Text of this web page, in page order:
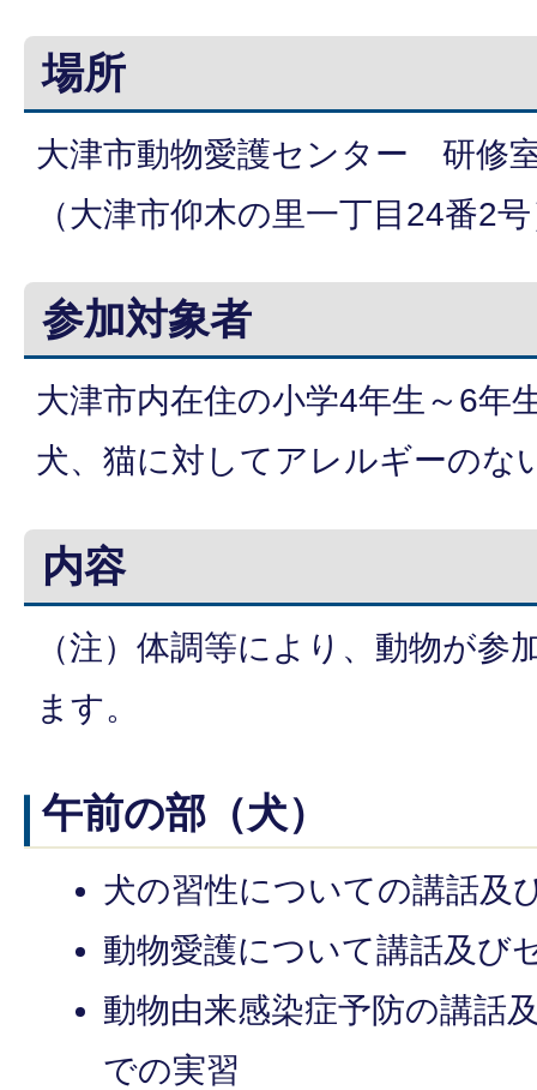
場所
大津市動物愛護センター 研修
（大津市仰木の里一丁目24番2
参加対象者
大津市内在住の小学4年生～6年
犬、猫に対してアレルギーのな
内容
（注）体調等により、動物が参
ます。
午前の部（犬）
犬の習性についての講話及
動物愛護について講話及び
動物由来感染症予防の講話
での実習